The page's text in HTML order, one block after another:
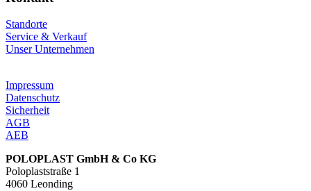
Standorte
Service & Verkauf
Unser Unternehmen
Impressum
Datenschutz
Sicherheit
AGB
AEB
POLOPLAST GmbH & Co KG
Poloplaststraße 1
4060 Leonding